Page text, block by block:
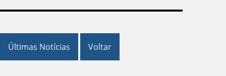
Últimas Notícias Voltar